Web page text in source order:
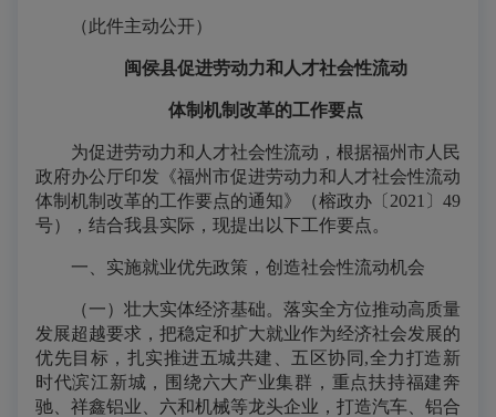
（此件主动公开）
闽侯县促进劳动力和人才社会性流动
体制机制改革的工作要点
为促进劳动力和人才社会性流动，根据福州市人民
政府办公厅印发《福州市促进劳动力和人才社会性流动
体制机制改革的工作要点的通知》（榕政办〔2021〕49
号），结合我县实际，现提出以下工作要点。
一、实施就业优先政策，创造社会性流动机会
（一）壮大实体经济基础。落实全方位推动高质量
发展超越要求，把稳定和扩大就业作为经济社会发展的
优先目标，扎实推进五城共建、五区协同,全力打造新
时代滨江新城，围绕六大产业集群，重点扶持福建奔
驰、祥鑫铝业、六和机械等龙头企业，打造汽车、铝合